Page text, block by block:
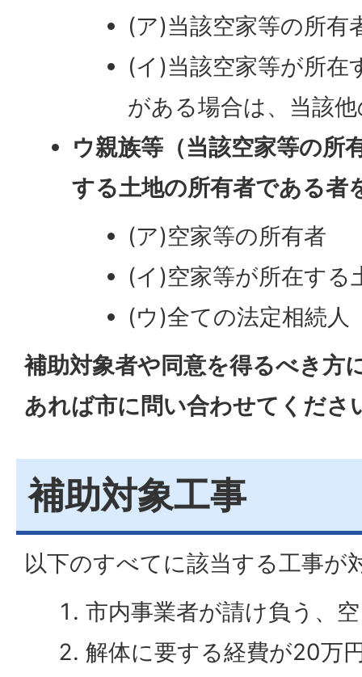
(ア)当該空家等の所有
(イ)当該空家等が所在
がある場合は、当該
ウ親族等（当該空家等の所
する土地の所有者である者
(ア)空家等の所有者
(イ)空家等が所在する
(ウ)全ての法定相続人
補助対象者や同意を得るべき方
あれば市に問い合わせてくださ
補助対象工事
以下のすべてに該当する工事が
市内事業者が請け負う、
解体に要する経費が20万